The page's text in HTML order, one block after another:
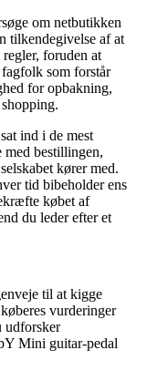
om netbutikken
tilkendegivelse af at
foruden at
som forstår
for opbakning,
ind i de mest
bestillingen,
kører med.
tid bibeholder ens
købet af
du leder efter et
til at kigge
vurderinger
udforsker
Mini guitar-pedal